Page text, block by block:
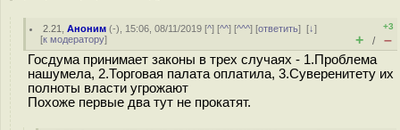
2.21 ,Аноним (-), 15:06, 08/11/2019 [^] [^^] [^^^] [ответить][↓]
[к модератору]
+3
+ / –
Госдума принимает законы в трех случаях - 1.Проблема
нашумела, 2.Торговая палата оплатила, 3.Суверенитету их
полноты власти угрожают
Похоже первые два тут не прокатят.